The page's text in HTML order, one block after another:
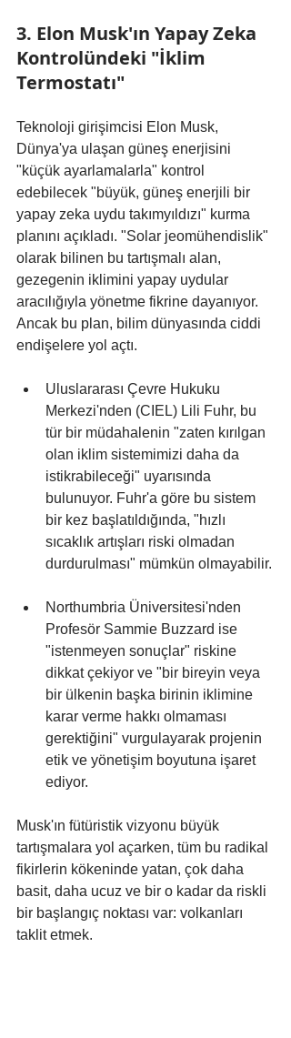
3. Elon Musk'ın Yapay Zeka
Kontrolündeki "İklim
Termostatı"
Teknoloji girişimcisi Elon Musk,
Dünya'ya ulaşan güneş enerjisini
"küçük ayarlamalarla" kontrol
edebilecek "büyük, güneş enerjili bir
yapay zeka uydu takımyıldızı" kurma
planını açıkladı. "Solar jeomühendislik"
olarak bilinen bu tartışmalı alan,
gezegenin iklimini yapay uydular
aracılığıyla yönetme fikrine dayanıyor.
Ancak bu plan, bilim dünyasında ciddi
endişelere yol açtı.
Uluslararası Çevre Hukuku
Merkezi'nden (CIEL) Lili Fuhr, bu
tür bir müdahalenin "zaten kırılgan
olan iklim sistemimizi daha da
istikrabileceği" uyarısında
bulunuyor. Fuhr'a göre bu sistem
bir kez başlatıldığında, "hızlı
sıcaklık artışları riski olmadan
durdurulması" mümkün olmayabilir.
Northumbria Üniversitesi'nden
Profesör Sammie Buzzard ise
"istenmeyen sonuçlar" riskine
dikkat çekiyor ve "bir bireyin veya
bir ülkenin başka birinin iklimine
karar verme hakkı olmaması
gerektiğini" vurgulayarak projenin
etik ve yönetişim boyutuna işaret
ediyor.
Musk'ın fütüristik vizyonu büyük
tartışmalara yol açarken, tüm bu radikal
fikirlerin kökeninde yatan, çok daha
basit, daha ucuz ve bir o kadar da riskli
bir başlangıç noktası var: volkanları
taklit etmek.